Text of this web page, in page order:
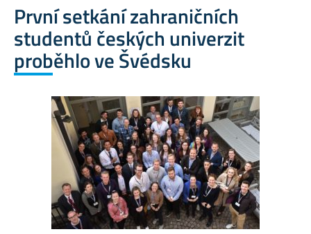
První setkání zahraničních
studentů českých univerzit
proběhlo ve Švédsku